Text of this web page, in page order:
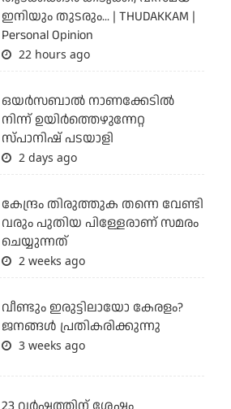
ഇനിയും തുടരും... | THUDAKKAM |
Personal Opinion
22 hours ago
ഒയര്‍സബാൽ നാണക്കേടിൽ
നിന്ന് ഉയിർത്തെഴുന്നേറ്റ
സ്പാനിഷ് പടയാളി
2 days ago
കേന്ദ്രം തിരുത്തുക തന്നെ വേണ്ടി
വരും പുതിയ പിള്ളേരാണ് സമരം
ചെയ്യുന്നത്
2 weeks ago
വീണ്ടും ഇരുട്ടിലായോ കേരളം?
ജനങ്ങൾ പ്രതികരിക്കുന്നു
3 weeks ago